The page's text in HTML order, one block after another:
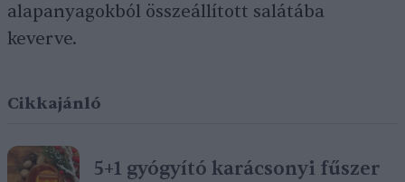
alapanyagokból összeállított salátába
keverve.
Cikkajánló
5+1 gyógyító karácsonyi fűszer